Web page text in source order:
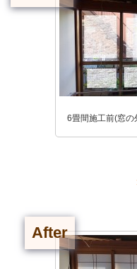
6畳間施工前(窓の
After